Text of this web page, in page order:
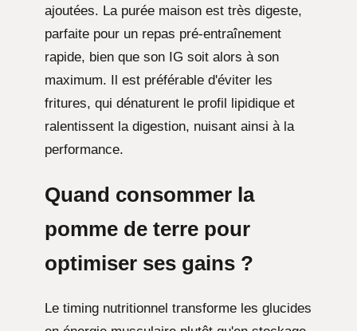
ajoutées. La purée maison est très digeste,
parfaite pour un repas pré-entraînement
rapide, bien que son IG soit alors à son
maximum. Il est préférable d'éviter les
fritures, qui dénaturent le profil lipidique et
ralentissent la digestion, nuisant ainsi à la
performance.
Quand consommer la
pomme de terre pour
optimiser ses gains ?
Le timing nutritionnel transforme les glucides